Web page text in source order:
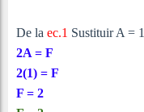
De la ec.1 Sustituir A =
2A = F
2(1) = F
F = 2